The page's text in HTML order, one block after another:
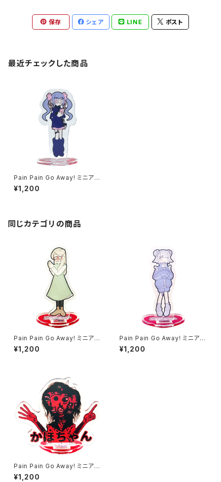
保存 シェア LINE ポスト
最近チェックした商品
Pain Pain Go Away! ミニアク
リルスタンド フフカ
¥1,200
同じカテゴリの商品
Pain Pain Go Away! ミニアク
リルスタンド リオさん
¥1,200
Pain Pain Go Away! ミニアク
リルスタンド ココロミ
¥1,200
Pain Pain Go Away! ミニアク
リルスタンド かほちゃん
¥1,200